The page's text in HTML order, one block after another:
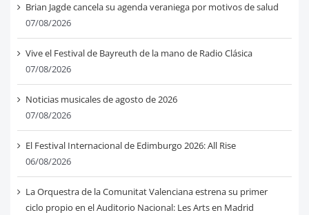
Brian Jagde cancela su agenda veraniega por motivos de salud
07/08/2026
Vive el Festival de Bayreuth de la mano de Radio Clásica
07/08/2026
Noticias musicales de agosto de 2026
07/08/2026
El Festival Internacional de Edimburgo 2026: All Rise
06/08/2026
La Orquestra de la Comunitat Valenciana estrena su primer
ciclo propio en el Auditorio Nacional: Les Arts en Madrid